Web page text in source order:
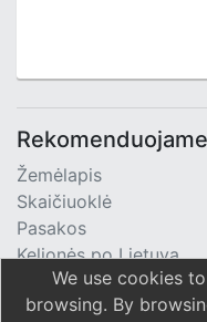
Žemėlapis
Skaičiuoklė
Pasakos
Kelionės po Lietuvą
TV Programa
We use cookies
browsing. By